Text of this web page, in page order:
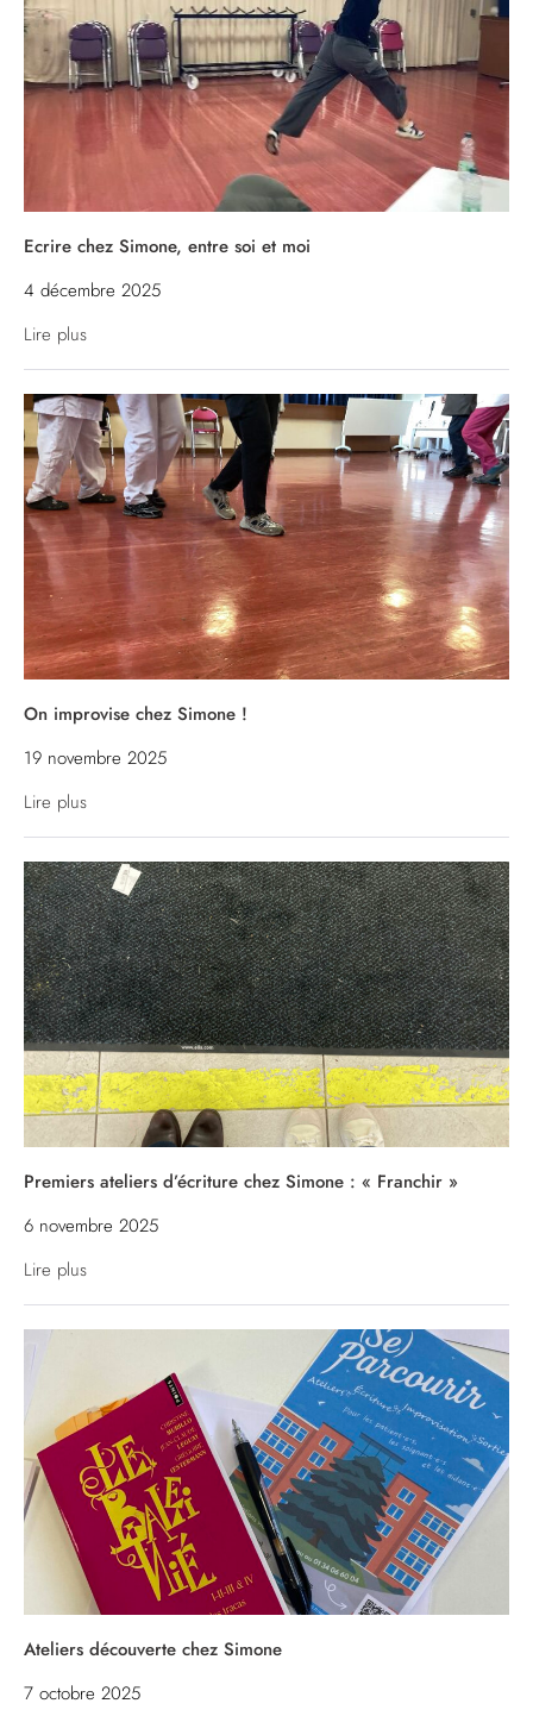
Ecrire chez Simone, entre soi et moi
4 décembre 2025
Lire plus
On improvise chez Simone !
19 novembre 2025
Lire plus
Premiers ateliers d’écriture chez Simone : « Franchir »
6 novembre 2025
Lire plus
Ateliers découverte chez Simone
7 octobre 2025